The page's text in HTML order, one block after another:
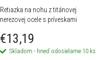
Retiazka na nohu z titánovej
nerezovej ocele s príveskami
€13,19
Skladom - hneď odosielame 10 ks